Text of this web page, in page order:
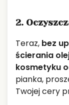
2.
Teraz, bez
ścierania
kosmetyku
pianka,
Twojej cery